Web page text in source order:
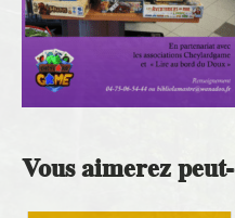
Vous aimerez